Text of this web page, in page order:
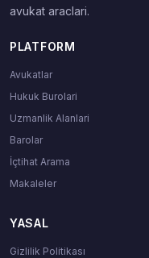
avukat araclari.
PLATFORM
Avukatlar
Hukuk Burolari
Uzmanlik Alanlari
Barolar
İçtihat Arama
Makaleler
YASAL
Gizlilik Politikası